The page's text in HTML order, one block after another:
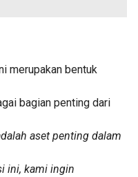
merupakan bentuk
bagian penting dari
aset penting dalam
ini, kami ingin